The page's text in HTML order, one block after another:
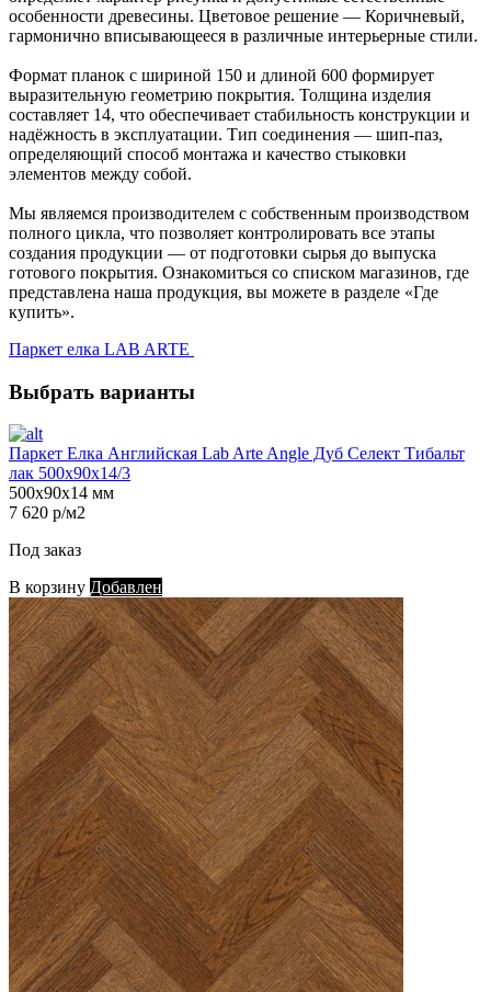
особенности древесины. Цветовое решение — Коричневый,
гармонично вписывающееся в различные интерьерные стили.
Формат планок с шириной 150 и длиной 600 формирует
выразительную геометрию покрытия. Толщина изделия
составляет 14, что обеспечивает стабильность конструкции и
надёжность в эксплуатации. Тип соединения — шип-паз,
определяющий способ монтажа и качество стыковки
элементов между собой.
Мы являемся производителем с собственным производством
полного цикла, что позволяет контролировать все этапы
создания продукции — от подготовки сырья до выпуска
готового покрытия. Ознакомиться со списком магазинов, где
представлена наша продукция, вы можете в разделе «Где
купить».
Паркет елка LAB ARTE
Выбрать варианты
Паркет Елка Английская Lab Arte Angle Дуб Селект Тибальт
лак 500х90х14/3
500х90х14 мм
7 620 р/м2
Под заказ
В корзину Добавлен